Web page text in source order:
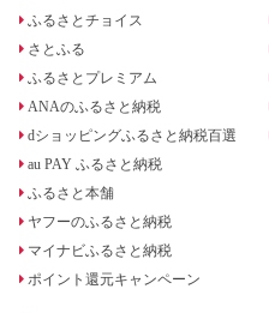
ふるさとチョイス
さとふる
ふるさとプレミアム
ANAのふるさと納税
dショッピングふるさと納税百選
au PAY ふるさと納税
ふるさと本舗
ヤフーのふるさと納税
マイナビふるさと納税
ポイント還元キャンペーン